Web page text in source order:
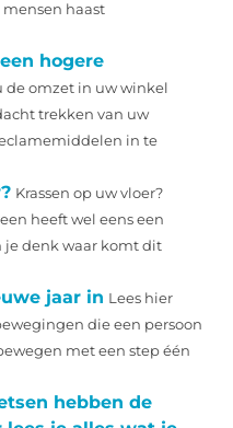
mensen haast
hogere
de omzet in uw winkel
trekken van uw
in te
Krassen op uw vloer?
heeft wel eens een
je denk waar komt dit
jaar in Lees hier
die een persoon
met een step één
hebben de